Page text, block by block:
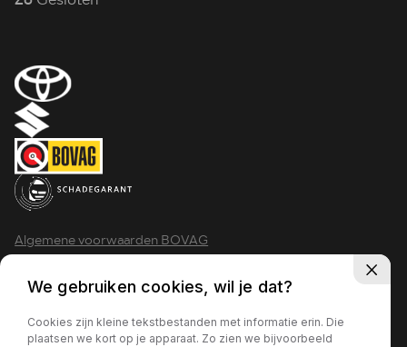
Algemene voorwaarden BOVAG
We gebruiken cookies, wil je dat?
Cookies zijn kleine tekstbestanden met informatie erin. Die
plaatsen we kort op je apparaat. Zo zien we bijvoorbeeld